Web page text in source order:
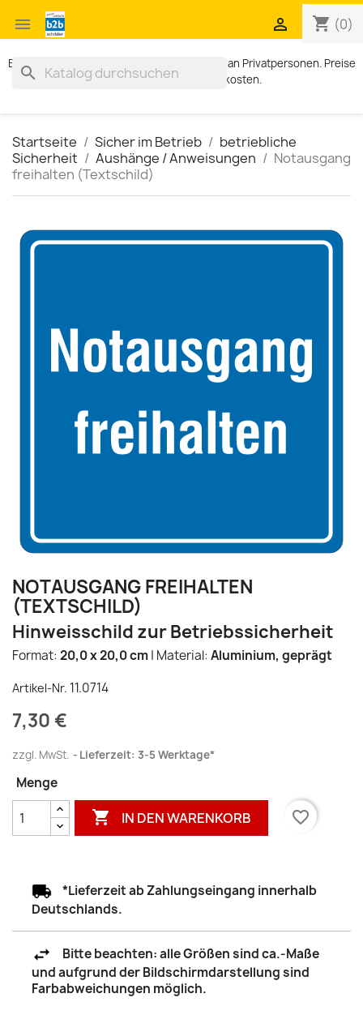
 shopping_cart (0)

Exklusiv für Geschäftskunden. Kein Verkauf an Privatpersonen. Preise
zzgl. MWST und Versandkosten.
search
Startseite Sicher im Betrieb
betriebliche
Sicherheit
Aushänge / Anweisungen
Notausgang
freihalten (Textschild)
NOTAUSGANG FREIHALTEN
(TEXTSCHILD)
Hinweisschild zur Betriebssicherheit
Format: 20,0 x 20,0 cm| Material: Aluminium, geprägt
Artikel-Nr. 11.0714
7,30 €
zzgl. MwSt. Lieferzeit: 3-5 Werktage*
Menge
 IN DEN WARENKORB favorite_border
*Lieferzeit ab Zahlungseingang innerhalb
Deutschlands.
Bitte beachten: alle Größen sind ca.-Maße
und aufgrund der Bildschirmdarstellung sind
Farbabweichungen möglich.